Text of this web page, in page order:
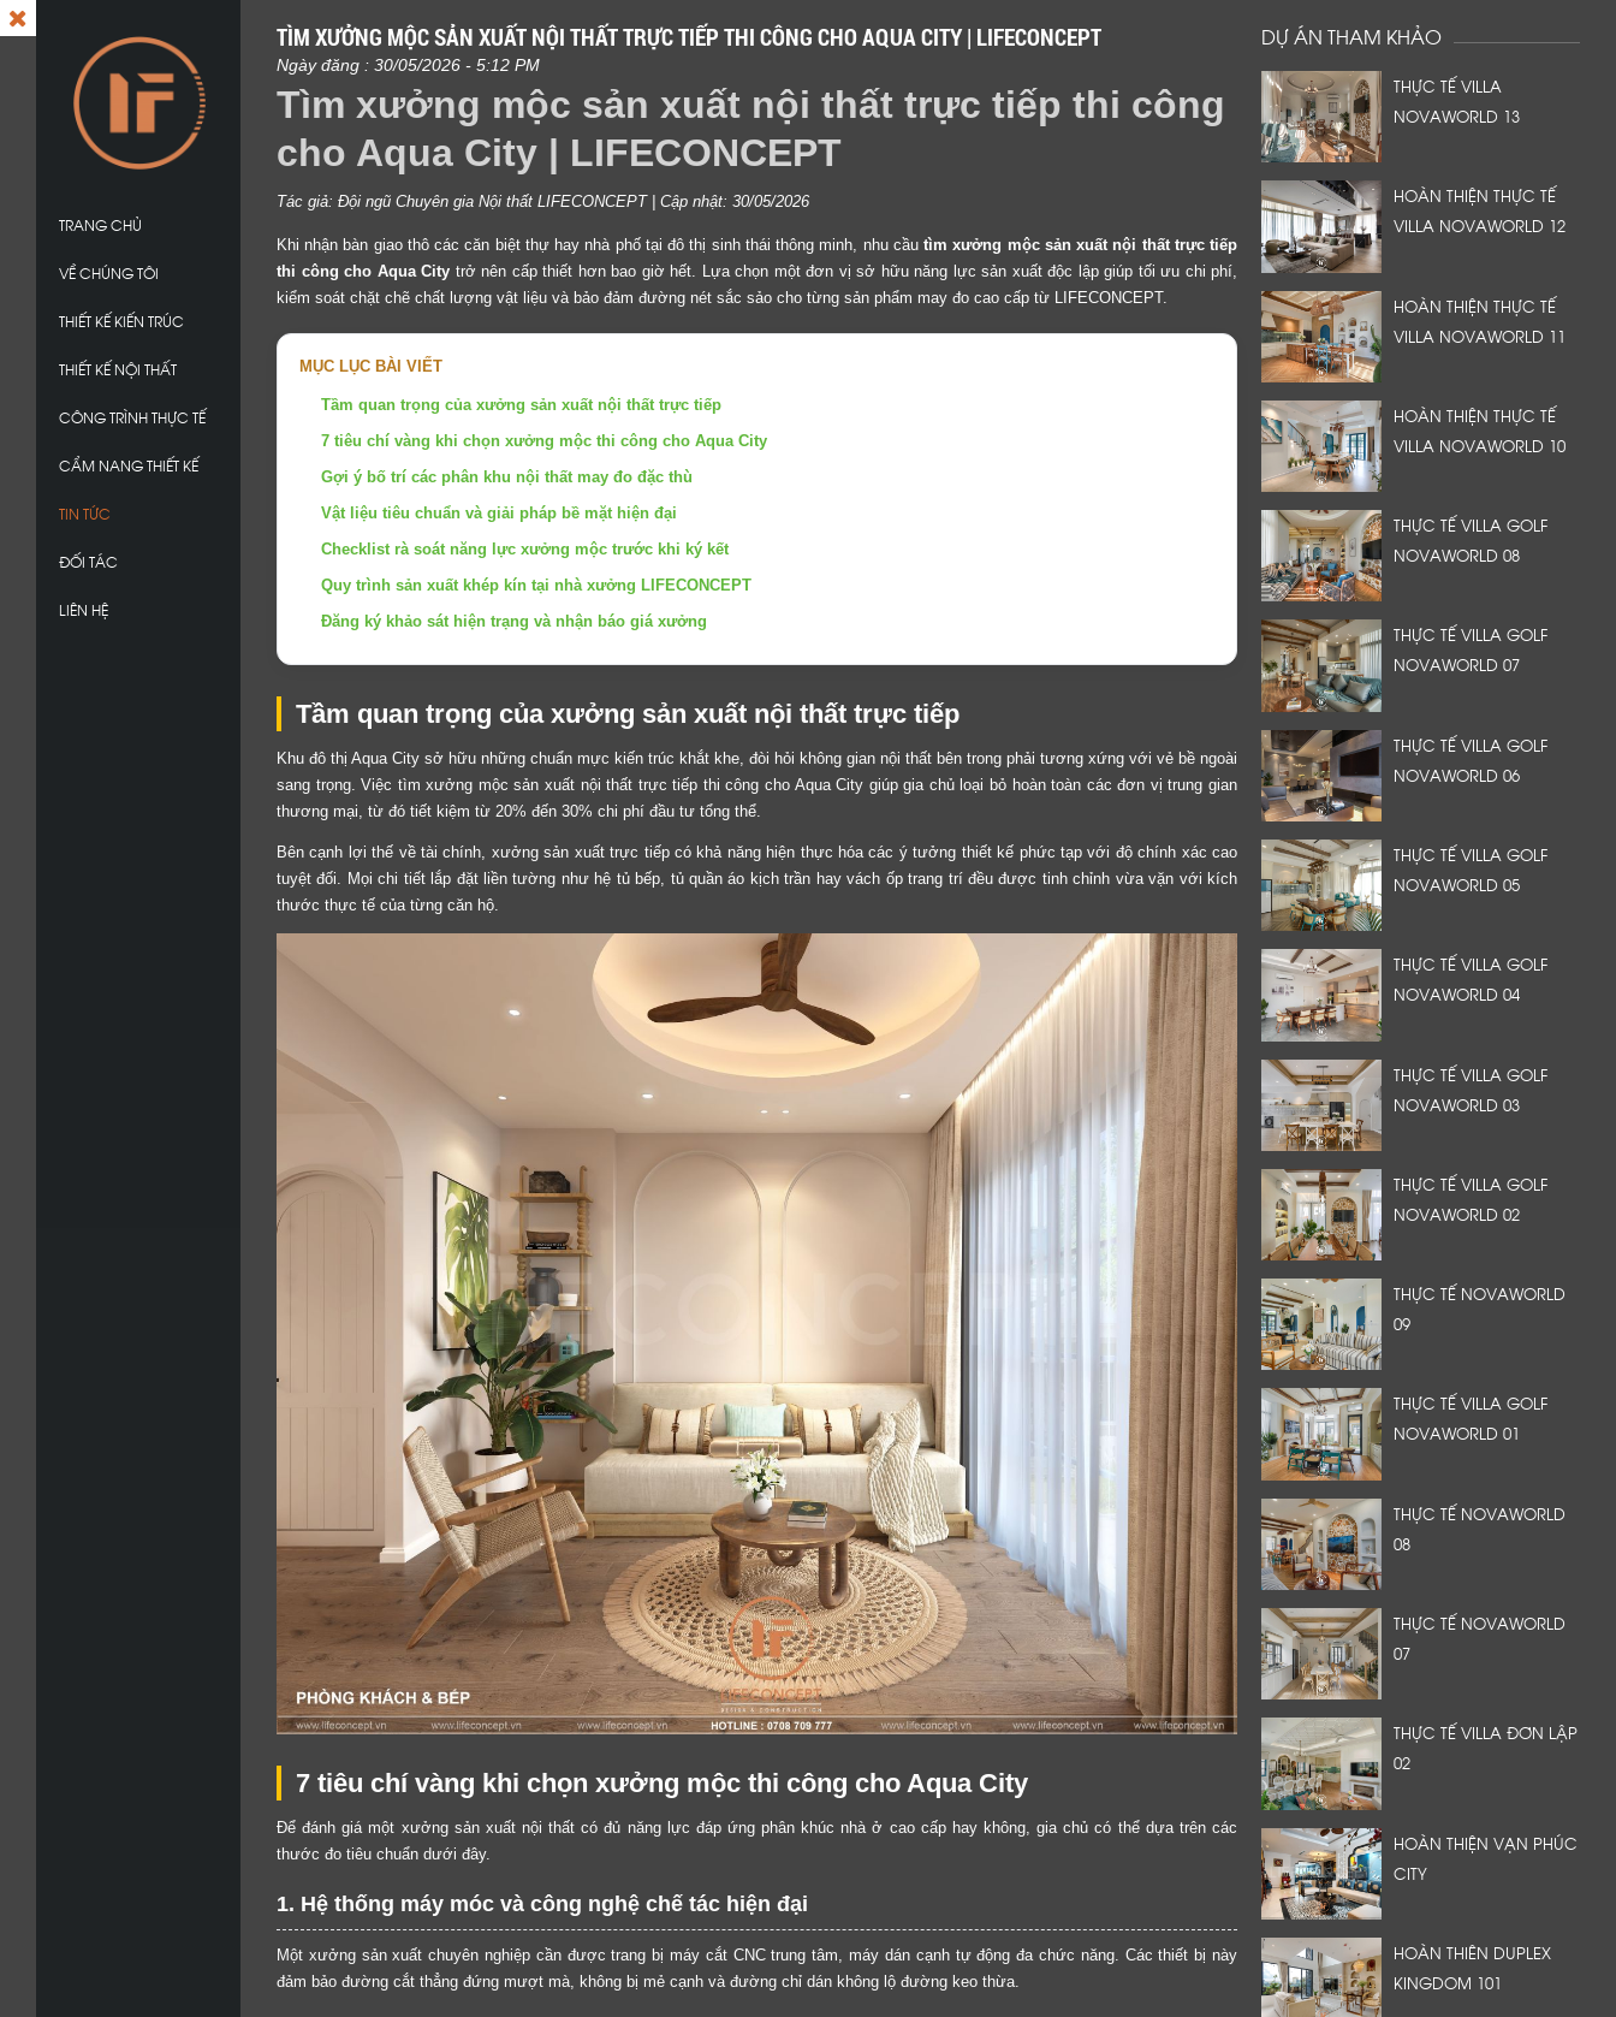
TRANG CHỦ
VỀ CHÚNG TÔI
THIẾT KẾ KIẾN TRÚC
THIẾT KẾ NỘI THẤT
CÔNG TRÌNH THỰC TẾ
CẨM NANG THIẾT KẾ
TIN TỨC
ĐỐI TÁC
LIÊN HỆ
TÌM XƯỞNG MỘC SẢN XUẤT NỘI THẤT TRỰC TIẾP THI CÔNG CHO AQUA CITY | LIFECONCEPT
Ngày đăng : 30/05/2026 - 5:12 PM
Tìm xưởng mộc sản xuất nội thất trực tiếp thi công
cho Aqua City | LIFECONCEPT
Tác giả: Đội ngũ Chuyên gia Nội thất LIFECONCEPT | Cập nhật: 30/05/2026
Khi nhận bàn giao thô các căn biệt thự hay nhà phố tại đô thị sinh thái thông minh, nhu cầutìm xưởng mộc sản xuất nội thất trực tiếp
thi công cho Aqua City trở nên cấp thiết hơn bao giờ hết. Lựa chọn một đơn vị sở hữu năng lực sản xuất độc lập giúp tối ưu chi phí,
kiểm soát chặt chẽ chất lượng vật liệu và bảo đảm đường nét sắc sảo cho từng sản phẩm may đo cao cấp từ LIFECONCEPT.
MỤC LỤC BÀI VIẾT
Tầm quan trọng của xưởng sản xuất nội thất trực tiếp
7 tiêu chí vàng khi chọn xưởng mộc thi công cho Aqua City
Gợi ý bố trí các phân khu nội thất may đo đặc thù
Vật liệu tiêu chuẩn và giải pháp bề mặt hiện đại
Checklist rà soát năng lực xưởng mộc trước khi ký kết
Quy trình sản xuất khép kín tại nhà xưởng LIFECONCEPT
Đăng ký khảo sát hiện trạng và nhận báo giá xưởng
Tầm quan trọng của xưởng sản xuất nội thất trực tiếp
Khu đô thị Aqua City sở hữu những chuẩn mực kiến trúc khắt khe, đòi hỏi không gian nội thất bên trong phải tương xứng với vẻ bề ngoài
sang trọng. Việc tìm xưởng mộc sản xuất nội thất trực tiếp thi công cho Aqua City giúp gia chủ loại bỏ hoàn toàn các đơn vị trung gian
thương mại, từ đó tiết kiệm từ 20% đến 30% chi phí đầu tư tổng thể.
Bên cạnh lợi thế về tài chính, xưởng sản xuất trực tiếp có khả năng hiện thực hóa các ý tưởng thiết kế phức tạp với độ chính xác cao
tuyệt đối. Mọi chi tiết lắp đặt liền tường như hệ tủ bếp, tủ quần áo kịch trần hay vách ốp trang trí đều được tinh chỉnh vừa vặn với kích
thước thực tế của từng căn hộ.
7 tiêu chí vàng khi chọn xưởng mộc thi công cho Aqua City
Để đánh giá một xưởng sản xuất nội thất có đủ năng lực đáp ứng phân khúc nhà ở cao cấp hay không, gia chủ có thể dựa trên các
thước đo tiêu chuẩn dưới đây.
1. Hệ thống máy móc và công nghệ chế tác hiện đại
Một xưởng sản xuất chuyên nghiệp cần được trang bị máy cắt CNC trung tâm, máy dán cạnh tự động đa chức năng. Các thiết bị này
đảm bảo đường cắt thẳng đứng mượt mà, không bị mẻ cạnh và đường chỉ dán không lộ đường keo thừa.
DỰ ÁN THAM KHẢO
THỰC TẾ VILLA
NOVAWORLD 13
HOÀN THIỆN THỰC TẾ
VILLA NOVAWORLD 12
HOÀN THIỆN THỰC TẾ
VILLA NOVAWORLD 11
HOÀN THIỆN THỰC TẾ
VILLA NOVAWORLD 10
THỰC TẾ VILLA GOLF
NOVAWORLD 08
THỰC TẾ VILLA GOLF
NOVAWORLD 07
THỰC TẾ VILLA GOLF
NOVAWORLD 06
THỰC TẾ VILLA GOLF
NOVAWORLD 05
THỰC TẾ VILLA GOLF
NOVAWORLD 04
THỰC TẾ VILLA GOLF
NOVAWORLD 03
THỰC TẾ VILLA GOLF
NOVAWORLD 02
THỰC TẾ NOVAWORLD
09
THỰC TẾ VILLA GOLF
NOVAWORLD 01
THỰC TẾ NOVAWORLD
08
THỰC TẾ NOVAWORLD
07
THỰC TẾ VILLA ĐƠN LẬP
02
HOÀN THIỆN VẠN PHÚC
CITY
HOÀN THIÊN DUPLEX
KINGDOM 101